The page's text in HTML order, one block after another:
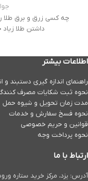
چه کسی زرق و برق طلا
داشتن طلا
اطلاعات بیشتر
راهنمای اندازه گیری دستبند و
نحوه ثبت شكايات مصرف
مدت زمان تحويل و شیوه حمل
نحوه فسخ سفارش و خدمات
قوانین و حریم خصوصی
نحوه پرداخت وجه
ارتباط با ما
آدرس: یزد، مرکز خرید ستاره